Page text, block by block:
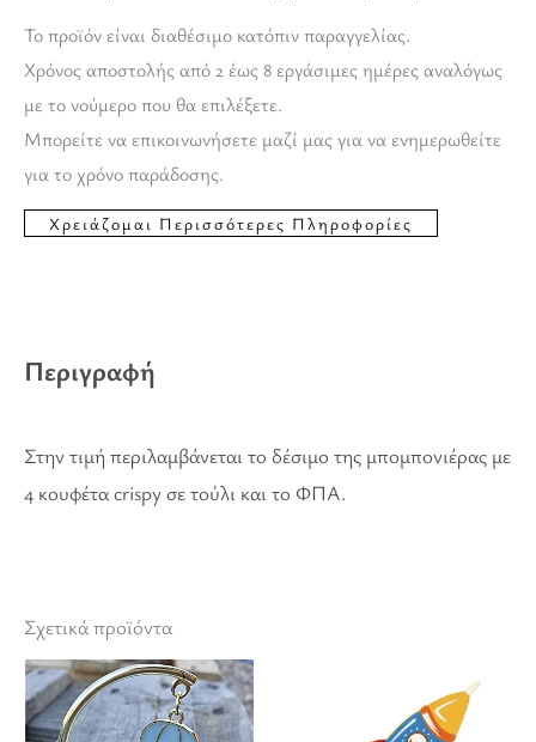
Το προϊόν είναι διαθέσιμο κατόπιν παραγγελίας.
Χρόνος αποστολής από 2 έως 8 εργάσιμες ημέρες αναλόγως
με το νούμερο που θα επιλέξετε.
Μπορείτε να επικοινωνήσετε μαζί μας για να ενημερωθείτε
για το χρόνο παράδοσης.
Περιγραφή
Στην τιμή περιλαμβάνεται το δέσιμο της μπομπονιέρας με
4 κουφέτα crispy σε τούλι και το ΦΠΑ.
Σχετικά προϊόντα